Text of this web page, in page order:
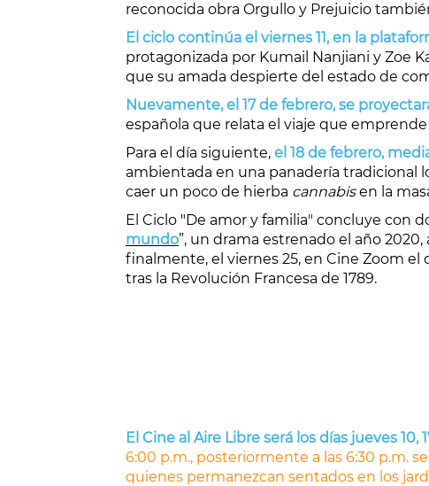
reconocida obra Orgullo y Prejuicio
El ciclo continúa el viernes 11, en la
protagonizada por Kumail Nanjiani y Zoe
que su amada despierte del estado de
Nuevamente, el 17 de febrero, se
española que relata el viaje que
Para el día siguiente, el 18 de febrero,
ambientada en una panadería tradicional
caer un poco de hierba cannabisen la
El Ciclo "De amor y familia" concluye con
mundo”, un drama estrenado el año
finalmente, el viernes 25, en Cine Zoom el
tras la Revolución Francesa de 1789.
El Cine al Aire Libre será los días jueves 10,
6:00 p.m., posteriormente a las 6:30 p.m.
quienes permanezcan sentados en los